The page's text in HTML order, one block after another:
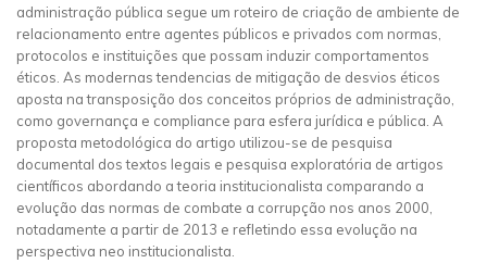
administração pública segue um roteiro de criação de ambiente de
relacionamento entre agentes públicos e privados com normas,
protocolos e instituições que possam induzir comportamentos
éticos. As modernas tendencias de mitigação de desvios éticos
aposta na transposição dos conceitos próprios de administração,
como governança e compliance para esfera jurídica e pública. A
proposta metodológica do artigo utilizou-se de pesquisa
documental dos textos legais e pesquisa exploratória de artigos
científicos abordando a teoria institucionalista comparando a
evolução das normas de combate a corrupção nos anos 2000,
notadamente a partir de 2013 e refletindo essa evolução na
perspectiva neo institucionalista.